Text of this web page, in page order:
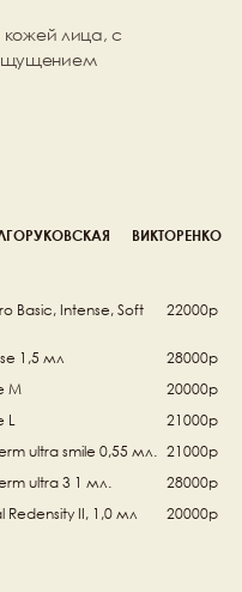
кожей лица, с
ВИКТОРЕНКО
Basic, Intense, Soft
22000р
1,5 мл
28000р
M
20000р
L
21000р
ultra smile 0,55 мл. 21000р
ultra 3 1 мл.
28000р
Redensity II, 1,0 мл
20000р